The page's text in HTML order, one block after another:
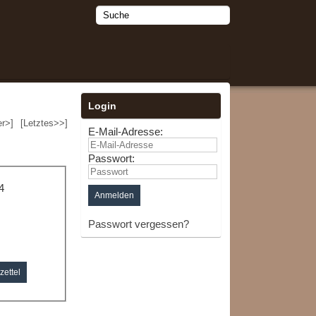
[Letztes>>]
Login
E-Mail-Adresse:
Passwort:
Passwort vergessen?